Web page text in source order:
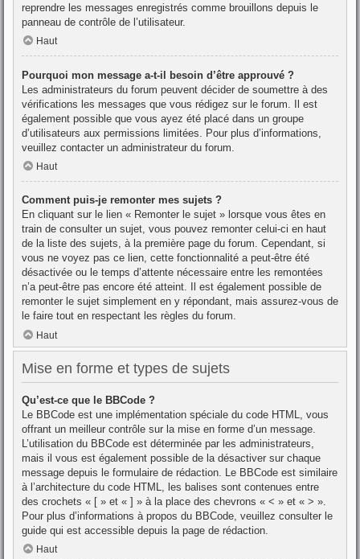
reprendre les messages enregistrés comme brouillons depuis le
panneau de contrôle de l’utilisateur.
Haut
Pourquoi mon message a-t-il besoin d’être approuvé ?
Les administrateurs du forum peuvent décider de soumettre à des
vérifications les messages que vous rédigez sur le forum. Il est
également possible que vous ayez été placé dans un groupe
d’utilisateurs aux permissions limitées. Pour plus d’informations,
veuillez contacter un administrateur du forum.
Haut
Comment puis-je remonter mes sujets ?
En cliquant sur le lien « Remonter le sujet » lorsque vous êtes en
train de consulter un sujet, vous pouvez remonter celui-ci en haut
de la liste des sujets, à la première page du forum. Cependant, si
vous ne voyez pas ce lien, cette fonctionnalité a peut-être été
désactivée ou le temps d’attente nécessaire entre les remontées
n’a peut-être pas encore été atteint. Il est également possible de
remonter le sujet simplement en y répondant, mais assurez-vous de
le faire tout en respectant les règles du forum.
Haut
Mise en forme et types de sujets
Qu’est-ce que le BBCode ?
Le BBCode est une implémentation spéciale du code HTML, vous
offrant un meilleur contrôle sur la mise en forme d’un message.
L’utilisation du BBCode est déterminée par les administrateurs,
mais il vous est également possible de la désactiver sur chaque
message depuis le formulaire de rédaction. Le BBCode est similaire
à l’architecture du code HTML, les balises sont contenues entre
des crochets « [ » et « ] » à la place des chevrons « < » et « > ».
Pour plus d’informations à propos du BBCode, veuillez consulter le
guide qui est accessible depuis la page de rédaction.
Haut